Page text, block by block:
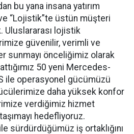
bu yana insana yatırım
ve “Lojistik”te üstün müşteri
Uluslararası lojistik
güvenilir, verimli ve
sunmayı önceliğimiz olarak
50 yeni Mercedes-
ile operasyonel gücümüzü
daha yüksek konfor
verdiğimiz hizmet
hedefliyoruz.
sürdürdüğümüz iş ortaklığını